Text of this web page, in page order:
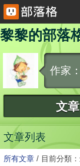
黎黎的部落
作家
文章
文章列表
所有文章 / 目前分類